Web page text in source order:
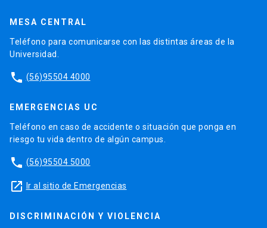
MESA CENTRAL
Teléfono para comunicarse con las distintas áreas de la
Universidad.
phone (56)95504 4000
EMERGENCIAS UC
Teléfono en caso de accidente o situación que ponga en
riesgo tu vida dentro de algún campus.
phone (56)95504 5000
launch Ir al sitio de Emergencias
DISCRIMINACIÓN Y VIOLENCIA